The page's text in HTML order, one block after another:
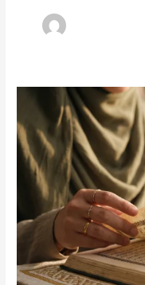
Rasulullah
tentang
Mendahulukan
Tangan
Kanan
dalam
Islam